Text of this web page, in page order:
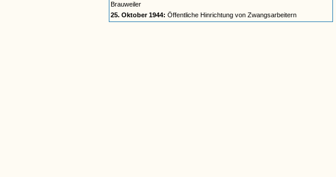
Brauweiler
25. Oktober 1944: Öffentliche Hinrichtung von Zwangsarbeitern